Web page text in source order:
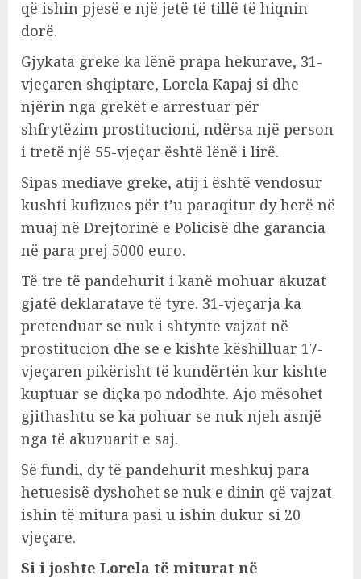
që ishin pjesë e një jetë të tillë të hiqnin
dorë.
Gjykata greke ka lënë prapa hekurave, 31-
vjeçaren shqiptare, Lorela Kapaj si dhe
njërin nga grekët e arrestuar për
shfrytëzim prostitucioni, ndërsa një person
i tretë një 55-vjeçar është lënë i lirë.
Sipas mediave greke, atij i është vendosur
kushti kufizues për t’u paraqitur dy herë në
muaj në Drejtorinë e Policisë dhe garancia
në para prej 5000 euro.
Të tre të pandehurit i kanë mohuar akuzat
gjatë deklaratave të tyre. 31-vjeçarja ka
pretenduar se nuk i shtynte vajzat në
prostitucion dhe se e kishte këshilluar 17-
vjeçaren pikërisht të kundërtën kur kishte
kuptuar se diçka po ndodhte. Ajo mësohet
gjithashtu se ka pohuar se nuk njeh asnjë
nga të akuzuarit e saj.
Së fundi, dy të pandehurit meshkuj para
hetuesisë dyshohet se nuk e dinin që vajzat
ishin të mitura pasi u ishin dukur si 20
vjeçare.
Si i joshte Lorela të miturat në